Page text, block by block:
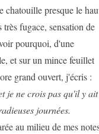
chatouille presque le
fugace, sensation de
pourquoi, d'une
et sur un mince feuillet
grand ouvert, j'écris :
je ne crois pas qu'il y ait
journées.
au milieu de mes